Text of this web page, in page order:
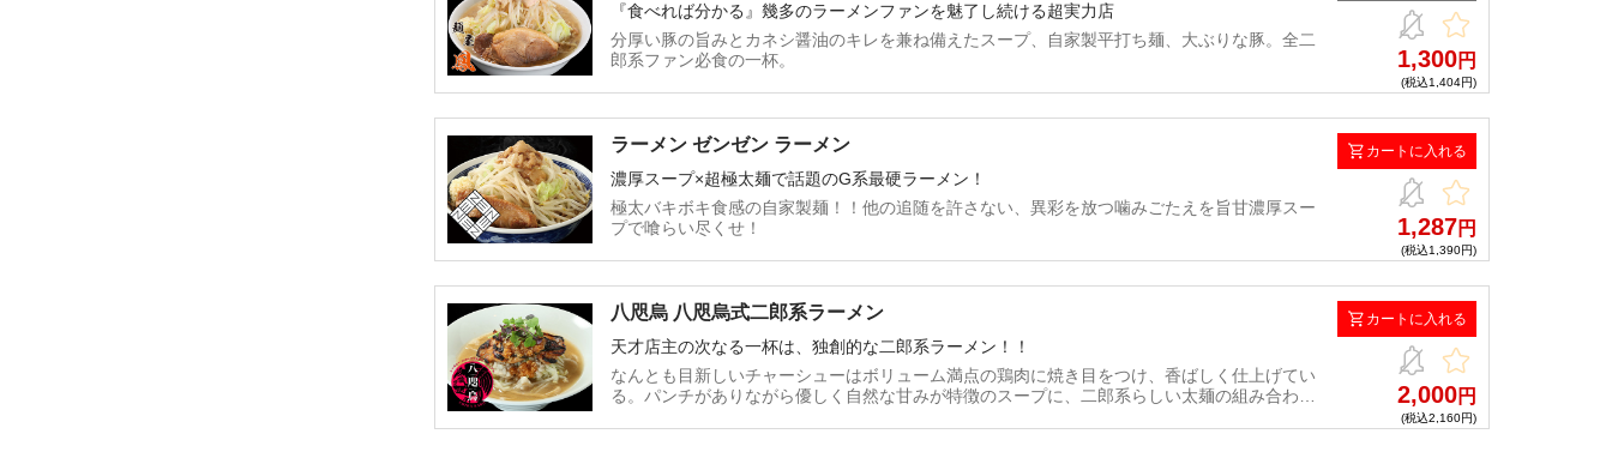
『食べれば分かる』幾多のラーメンファンを魅了し続ける超実力店
分厚い豚の旨みとカネシ醤油のキレを兼ね備えたスープ、自家製平打ち麺、大ぶりな豚。全二
郎系ファン必食の一杯。
1,300円
(税込1,404円)
カートに入れる
ラーメン ゼンゼン ラーメン
濃厚スープ×超極太麺で話題のG系最硬ラーメン！
極太バキボキ食感の自家製麺！！他の追随を許さない、異彩を放つ噛みごたえを旨甘濃厚スー
プで喰らい尽くせ！
1,287円
(税込1,390円)
カートに入れる
八咫烏 八咫烏式二郎系ラーメン
天才店主の次なる一杯は、独創的な二郎系ラーメン！！
なんとも目新しいチャーシューはボリューム満点の鶏肉に焼き目をつけ、香ばしく仕上げてい
る。パンチがありながら優しく自然な甘みが特徴のスープに、二郎系らしい太麺の組み合わせ
2,000円
(税込2,160円)